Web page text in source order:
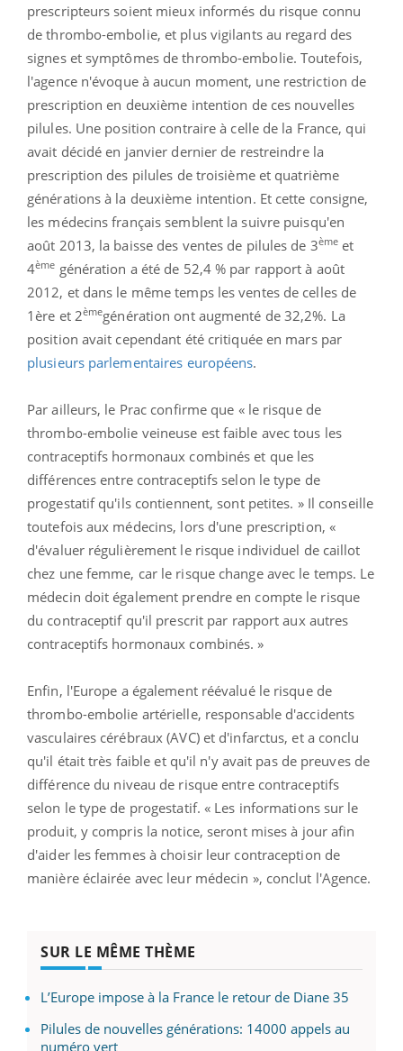
prescripteurs soient mieux informés du risque connu
de thrombo-embolie, et plus vigilants au regard des
signes et symptômes de thrombo-embolie. Toutefois,
l'agence n'évoque à aucun moment, une restriction de
prescription en deuxième intention de ces nouvelles
pilules. Une position contraire à celle de la France, qui
avait décidé en janvier dernier de restreindre la
prescription des pilules de troisième et quatrième
générations à la deuxième intention. Et cette consigne,
les médecins français semblent la suivre puisqu'en
août 2013, la baisse des ventes de pilules de 3ème et
4ème génération a été de 52,4 % par rapport à août
2012, et dans le même temps les ventes de celles de
1ère et 2èmegénération ont augmenté de 32,2%. La
position avait cependant été critiquée en mars par
plusieurs parlementaires européens.
Par ailleurs, le Prac confirme que « le risque de
thrombo-embolie veineuse est faible avec tous les
contraceptifs hormonaux combinés et que les
différences entre contraceptifs selon le type de
progestatif qu'ils contiennent, sont petites. » Il conseille
toutefois aux médecins, lors d'une prescription, «
d'évaluer régulièrement le risque individuel de caillot
chez une femme, car le risque change avec le temps. Le
médecin doit également prendre en compte le risque
du contraceptif qu'il prescrit par rapport aux autres
contraceptifs hormonaux combinés. »
Enfin, l'Europe a également réévalué le risque de
thrombo-embolie artérielle, responsable d'accidents
vasculaires cérébraux (AVC) et d'infarctus, et a conclu
qu'il était très faible et qu'il n'y avait pas de preuves de
différence du niveau de risque entre contraceptifs
selon le type de progestatif. « Les informations sur le
produit, y compris la notice, seront mises à jour afin
d'aider les femmes à choisir leur contraception de
manière éclairée avec leur médecin », conclut l'Agence.
SUR LE MÊME THÈME
L’Europe impose à la France le retour de Diane 35
Pilules de nouvelles générations: 14000 appels au
numéro vert